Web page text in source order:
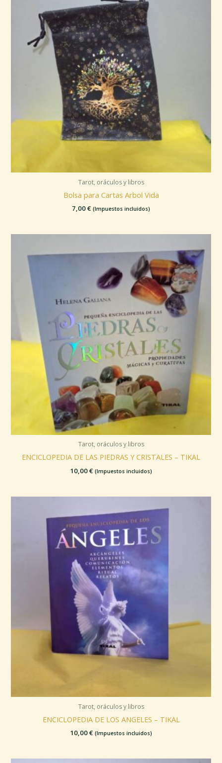
Tarot, oráculos y libros
Bolsa para Cartas Arbol Vida
7,00€ (Impuestos incluidos)
Tarot, oráculos y libros
ENCICLOPEDIA DE LAS PIEDRAS Y CRISTALES – TIKAL
10,00€ (Impuestos incluidos)
Tarot, oráculos y libros
ENCICLOPEDIA DE LOS ANGELES – TIKAL
10,00€ (Impuestos incluidos)